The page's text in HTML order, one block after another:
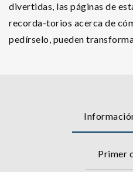
divertidas, las páginas de
recorda-torios acerca de
pedírselo, pueden
Primer